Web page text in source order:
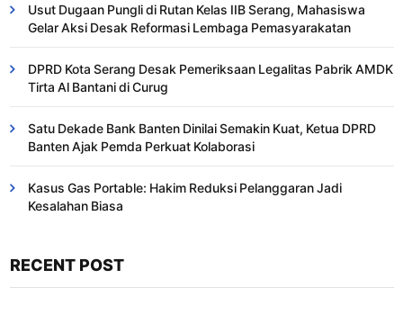
Usut Dugaan Pungli di Rutan Kelas IIB Serang, Mahasiswa
Gelar Aksi Desak Reformasi Lembaga Pemasyarakatan
DPRD Kota Serang Desak Pemeriksaan Legalitas Pabrik AMDK
Tirta Al Bantani di Curug
Satu Dekade Bank Banten Dinilai Semakin Kuat, Ketua DPRD
Banten Ajak Pemda Perkuat Kolaborasi
Kasus Gas Portable: Hakim Reduksi Pelanggaran Jadi
Kesalahan Biasa ​
RECENT POST